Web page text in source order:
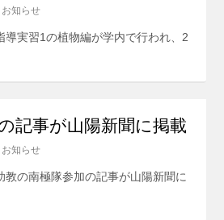
お知らせ
導実習1の植物編が学内で行われ、2
記事が山陽新聞に掲載
お知らせ
教の南極隊参加の記事が山陽新聞に